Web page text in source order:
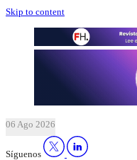
Skip to content
06 Ago 2026
Síguenos